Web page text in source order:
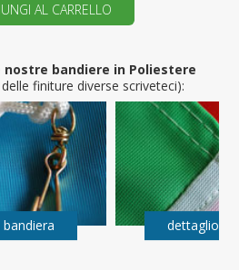
AL CARRELLO
bandiere in Poliestere
finiture diverse scriveteci):
dettaglio